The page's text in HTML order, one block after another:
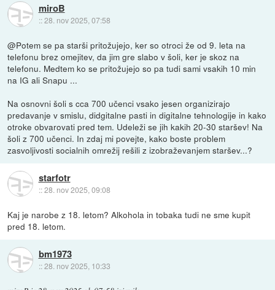
miroB
::28. nov 2025, 07:58
@Potem se pa starši pritožujejo, ker so otroci že od 9. leta na
telefonu brez omejitev, da jim gre slabo v šoli, ker je skoz na
telefonu. Medtem ko se pritožujejo so pa tudi sami vsakih 10 min
na IG ali Snapu ...
Na osnovni šoli s cca 700 učenci vsako jesen organizirajo
predavanje v smislu, didgitalne pasti in digitalne tehnologije in kako
otroke obvarovati pred tem. Udeleži se jih kakih 20-30 staršev! Na
šoli z 700 učenci. In zdaj mi povejte, kako boste problem
zasvoljivosti socialnih omrežij rešili z izobraževanjem staršev...?
starfotr
::28. nov 2025, 09:08
Kaj je narobe z 18. letom? Alkohola in tobaka tudi ne sme kupit
pred 18. letom.
bm1973
::28. nov 2025, 10:33